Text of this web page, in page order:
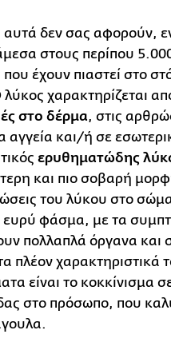
αυτά δεν σας αφορούν,
στους περίπου
που έχουν πιαστεί στο
χαρακτηρίζεται
στο δέρμα, στις
αγγεία και/ή σε
ερυθηματώδης
και πιο σοβαρή
του λύκου στο
ευρύ φάσμα, με τα
πολλαπλά όργανα και
πλέον χαρακτηριστικά
είναι το κοκκίνισμα
στο πρόσωπο, που